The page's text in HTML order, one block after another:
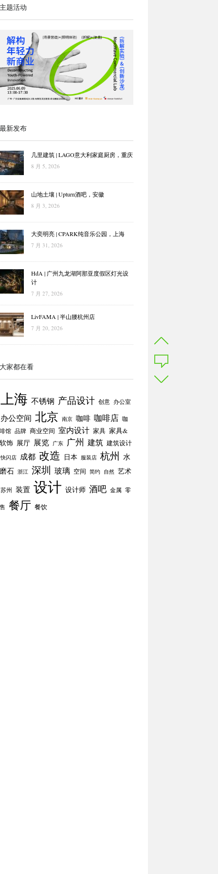
题活动
新发布
几里建筑 | LAGO意大利家庭厨房，重庆
8 月 5, 2026
山地土壤 | Upturn酒吧，安徽
8 月 3, 2026
大奕明亮 | CPARK纯音乐公园，上海
7 月 31, 2026
HdA | 广州九龙湖阿那亚度假区灯光设
计
7 月 27, 2026
LivFAMA | 半山腰杭州店
7 月 20, 2026
家都在看
上海 不锈钢 产品设计 创意 办公室
办公空间 北京 南京 咖啡 咖啡店 咖
馆 品牌 商业空间 室内设计 家具 家具&
饰 展厅 展览 广东 广州 建筑 建筑设计
快闪店 成都 改造 日本 服装店 杭州 水
石 浙江 深圳 玻璃 空间 简约 自然 艺术
苏州 装置 设计 设计师 酒吧 金属 零
餐厅 餐饮